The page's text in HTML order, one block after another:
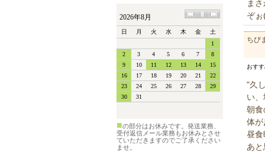
■の部分はお休みです。発送業務、
受付返信メール業務もお休みとさせ
ていただきますのでご了承ください
ませ。
ま
ぞ
ちび
おす
"久
い
朝
体が
昼食
あ